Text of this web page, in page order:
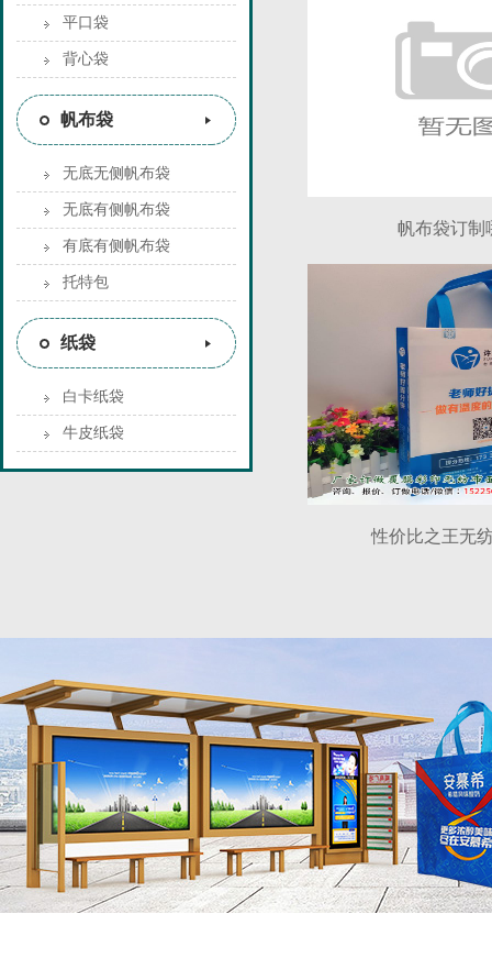
平口袋
背心袋
帆布袋
无底无侧帆布袋
无底有侧帆布袋
有底有侧帆布袋
托特包
纸袋
白卡纸袋
牛皮纸袋
帆布袋订制
性价比之王无